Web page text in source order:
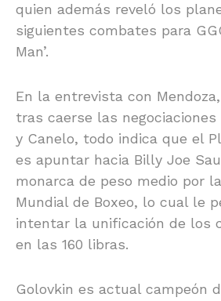
quien además reveló los
siguientes combates para
Man’.
En la entrevista con
tras caerse las
y Canelo, todo indica que el
es apuntar hacia Billy Joe
monarca de peso medio por
Mundial de Boxeo, lo cual le
intentar la unificación de los
en las 160 libras.
Golovkin es actual campeón